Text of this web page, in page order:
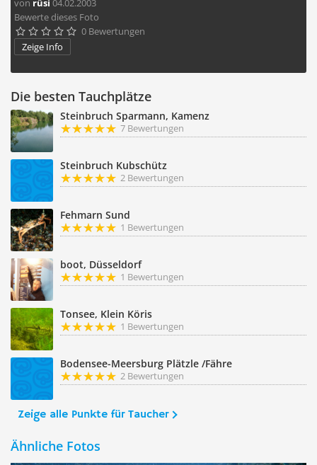
von rüsi 04.02.2003
Bewerte dieses Foto
     0 Bewertungen
Zeige Info
Die besten Tauchplätze
Steinbruch Sparmann, Kamenz
7 Bewertungen
Steinbruch Kubschütz
2 Bewertungen
Fehmarn Sund
1 Bewertungen
boot, Düsseldorf
1 Bewertungen
Tonsee, Klein Köris
1 Bewertungen
Bodensee-Meersburg Plätzle /Fähre
2 Bewertungen
Zeige alle Punkte für Taucher
Ähnliche Fotos